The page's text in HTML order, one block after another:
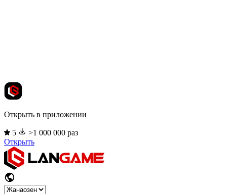
Открыть в приложении
5
>1 000 000 раз
Открыть